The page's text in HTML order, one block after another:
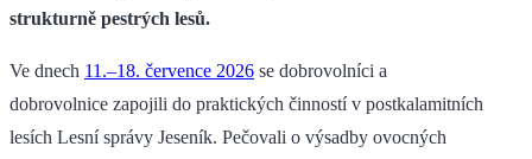
strukturně pestrých lesů.
Ve dnech 11.–18. července 2026 se dobrovolníci a
dobrovolnice zapojili do praktických činností v postkalamitních
lesích Lesní správy Jeseník. Pečovali o výsadby ovocných